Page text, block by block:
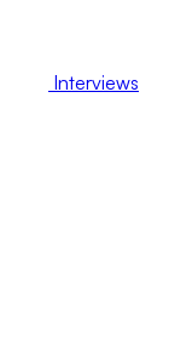
Interviews